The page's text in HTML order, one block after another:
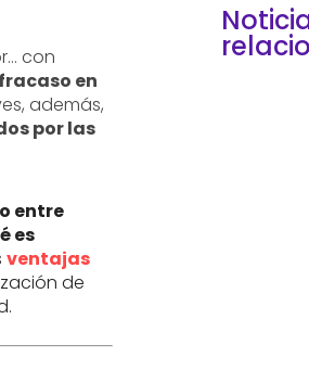
con
en
además,
por las
entre
es
ventajas
de